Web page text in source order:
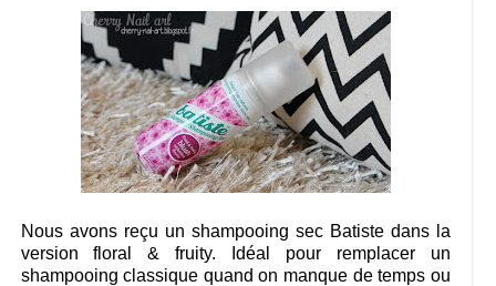
Nous avons reçu un shampooing sec Batiste dans la
version floral & fruity. Idéal pour remplacer un
shampooing classique quand on manque de temps ou